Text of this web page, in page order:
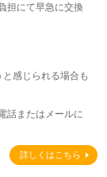
担にて早急に交換
感じられる場合も
話またはメールに
詳しくはこちら